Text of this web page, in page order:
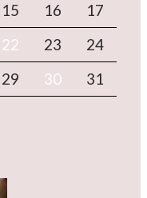
15 16
17
22 23
24
29 30
31